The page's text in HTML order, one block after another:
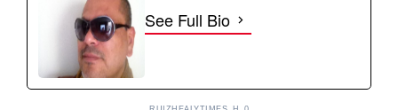
See Full Bio